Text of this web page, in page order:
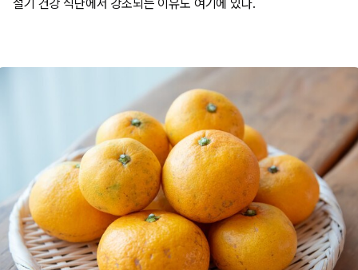
절기 건강 식단에서 강조되는 이유도 여기에 있다.